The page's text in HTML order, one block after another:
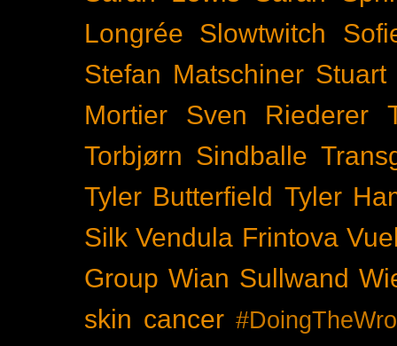
Longrée
Slowtwitch
Stefan Matschiner Stuart
Mortier
Sven Riederer
Torbjørn Sindballe
Tyler Butterfield Tyler
Silk Vendula Frintova
Group Wian Sullwand
skin cancer